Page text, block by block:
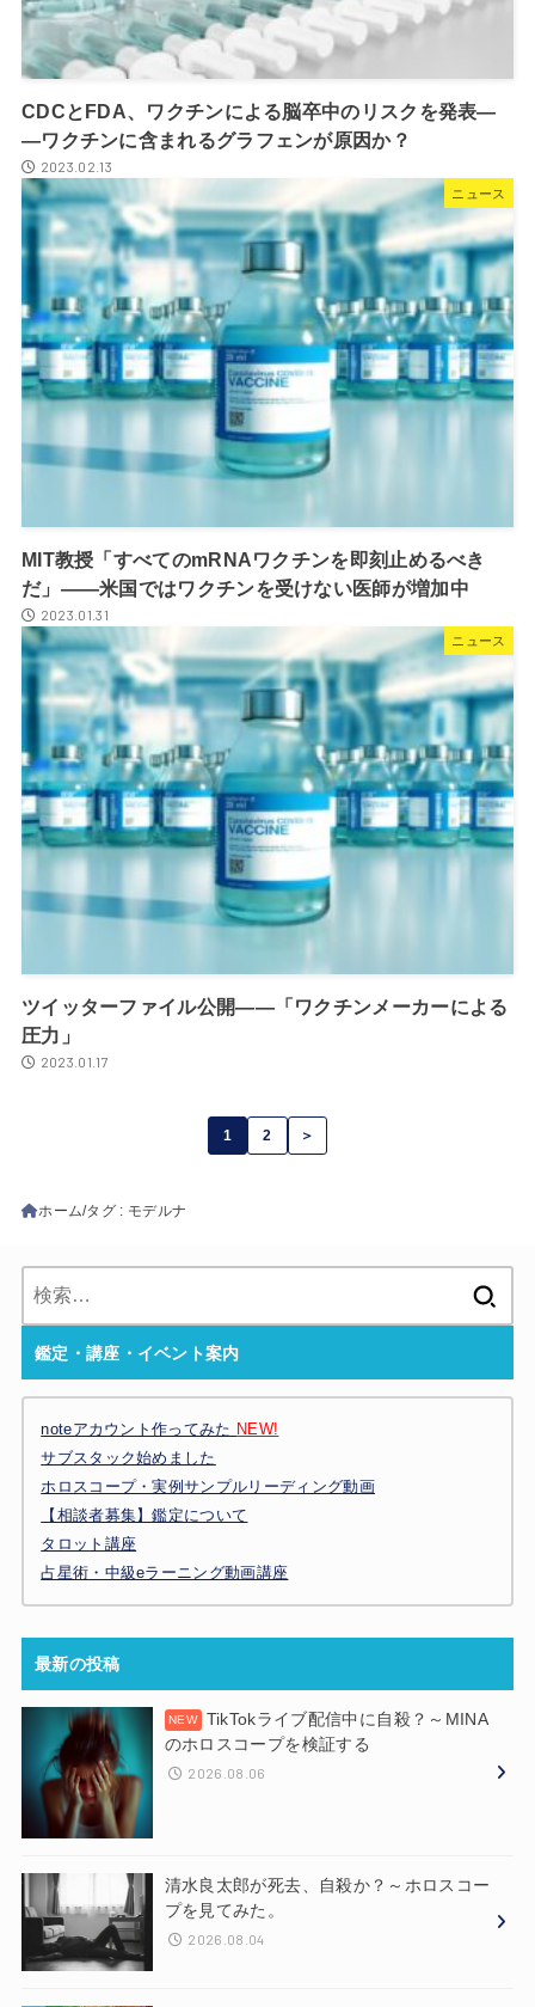
CDCとFDA、ワクチンによる脳卒中のリスクを発表―
―ワクチンに含まれるグラフェンが原因か？
2023.02.13
ニュース
MIT教授「すべてのmRNAワクチンを即刻止めるべき
だ」――米国ではワクチンを受けない医師が増加中
2023.01.31
ニュース
ツイッターファイル公開――「ワクチンメーカーによる
圧力」
2023.01.17
1 2 ＞
ホーム タグ : モデルナ
鑑定・講座・イベント案内
noteアカウント作ってみた NEW!
サブスタック始めました
ホロスコープ・実例サンプルリーディング動画
【相談者募集】鑑定について
タロット講座
占星術・中級eラーニング動画講座
最新の投稿
TikTokライブ配信中に自殺？～MINA
のホロスコープを検証する
2026.08.06
清水良太郎が死去、自殺か？～ホロスコー
プを見てみた。
2026.08.04